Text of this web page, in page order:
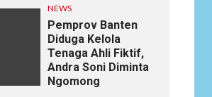
NEWS
Pemprov Banten
Diduga Kelola
Tenaga Ahli Fiktif,
Andra Soni Diminta
Ngomong